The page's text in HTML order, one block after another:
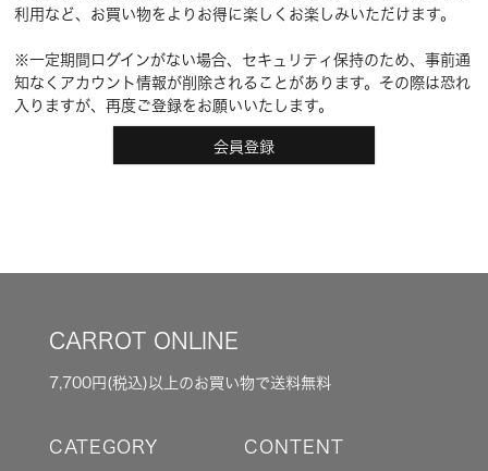
利用など、お買い物をよりお得に楽しくお楽しみいただけます。
※一定期間ログインがない場合、セキュリティ保持のため、事前通
知なくアカウント情報が削除されることがあります。その際は恐れ
入りますが、再度ご登録をお願いいたします。
会員登録
CARROT ONLINE
7,700円(税込)以上のお買い物で送料無料